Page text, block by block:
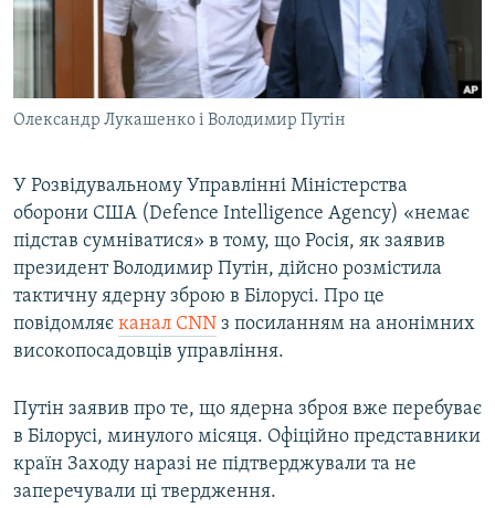
ВІДЕОУРОКИ «ELIFBE»
СВІДЧЕННЯ ОКУПАЦІЇ
УКРАЇНСЬКА ПРОБЛЕМА КРИМУ
ІНФОГРАФІКА
Русский
Qırımtatar
ДОЛУЧАЙСЯ!
Усі сайти RFE/RL
Олександр Лукашенко і Володимир Путін
У Розвідувальному Управлінні Міністерства
оборони США (Defence Intelligence Agency) «немає
підстав сумніватися» в тому, що Росія, як заявив
президент Володимир Путін, дійсно розмістила
тактичну ядерну зброю в Білорусі. Про це
повідомляє канал CNN з посиланням на анонімних
високопосадовців управління.
Путін заявив про те, що ядерна зброя вже перебуває
в Білорусі, минулого місяця. Офіційно представники
країн Заходу наразі не підтверджували та не
заперечували ці твердження.